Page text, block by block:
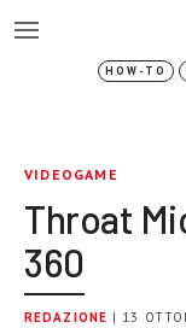
HOW-TO
VIDEOGAME
Throat
360
REDAZIONE | 13